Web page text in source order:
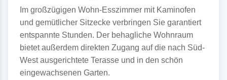
Im großzügigen Wohn-Esszimmer mit Kaminofen
und gemütlicher Sitzecke verbringen Sie garantiert
entspannte Stunden. Der behagliche Wohnraum
bietet außerdem direkten Zugang auf die nach Süd-
West ausgerichtete Terasse und in den schön
eingewachsenen Garten.